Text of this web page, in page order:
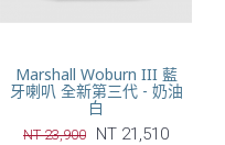
Marshall Woburn III 藍
牙喇叭 全新第三代 - 奶油
白
NT 23,900 NT 21,510